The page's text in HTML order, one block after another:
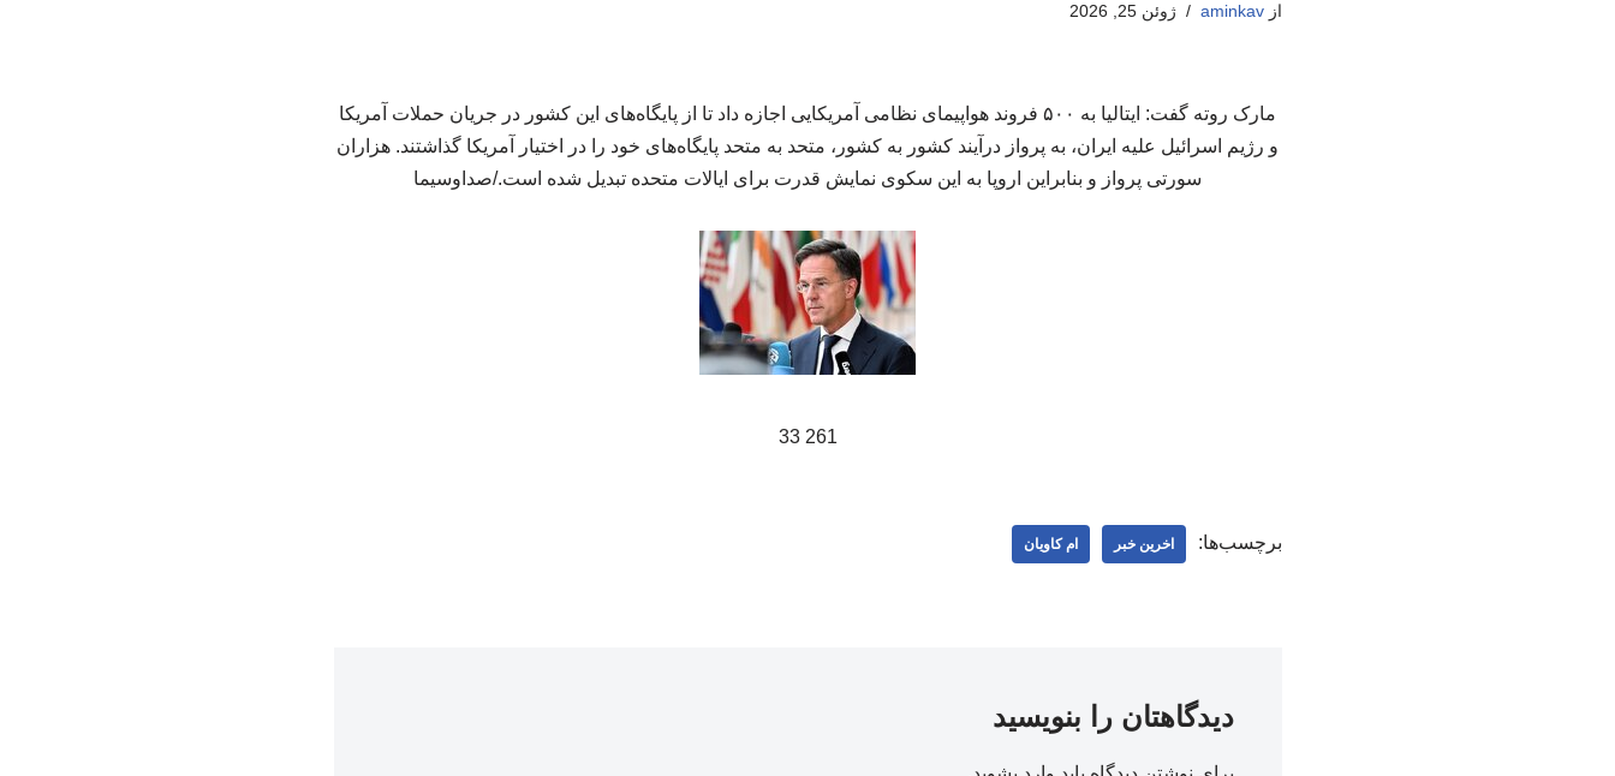
ازaminkav ژوئن 25, 2026
مارک روته گفت: ایتالیا به ۵۰۰ فروند هواپیمای نظامی آمریکایی اجازه داد تا از پایگاه‌های این کشور در جریان حملات آمریکا
و رژیم اسرائیل علیه ایران، به پرواز درآیند کشور به کشور، متحد به متحد پایگاه‌های خود را در اختیار آمریکا گذاشتند. هزاران
سورتی پرواز و بنابراین اروپا به این سکوی نمایش قدرت برای ایالات متحده تبدیل شده است./صداوسیما
261 33
برچسب‌ها: اخرین خبر ام کاویان
دیدگاهتان را بنویسید